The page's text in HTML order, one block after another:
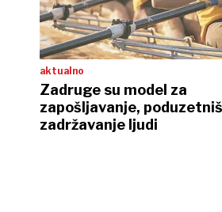
aktualno
Zadruge su model za
zapošljavanje,
zadržavanje ljudi